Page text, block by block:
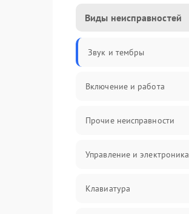
Виды неисправностей
Звук и тембры
Включение и работа
Прочие неисправности
Управление и электроника
Клавиатура